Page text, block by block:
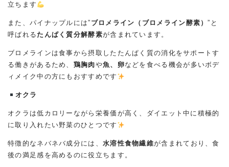
立ちます
また、パイナップルには” ブロメライン（ブロメライン酵素）”と
呼ばれるたんぱく質分解酵素が含まれています。
ブロメラインは食事から摂取したたんぱく質の消化をサポートす
る働きがあるため、 鶏胸肉や魚、卵などを食べる機会が多いボデ
ィメイク中の方にもおすすめです
オクラ
オクラは低カロリーながら栄養価が高く、ダイエット中に積極的
に取り入れたい野菜のひとつです
特徴的なネバネバ成分には、 水溶性食物繊維が含まれており、食
後の満足感を高めるのに役立ちます。